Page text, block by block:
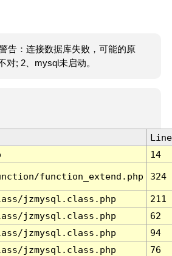
告：连接数据库失败，可能的原
对; 2、mysql未启动。
Line
14
function_extend.php 324
jzmysql.class.php
211
jzmysql.class.php
62
jzmysql.class.php
94
jzmysql.class.php 76